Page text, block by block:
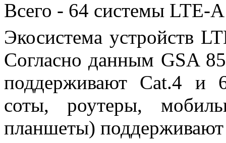
Всего - 64 системы LTE-A
Экосистема устройств
Согласно данным GSA
поддерживают Cat.4 и
соты, роутеры,
планшеты)